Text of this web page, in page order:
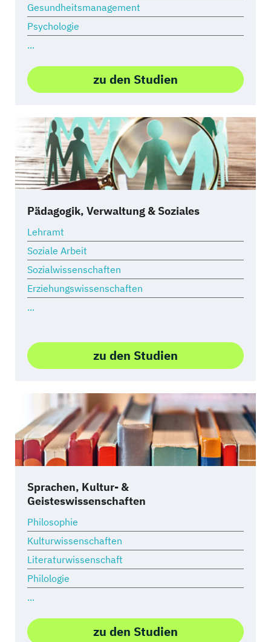
Gesundheitsmanagement
Psychologie
...
zu den Studien
Pädagogik, Verwaltung & Soziales
Lehramt
Soziale Arbeit
Sozialwissenschaften
Erziehungswissenschaften
...
zu den Studien
Sprachen, Kultur- &
Geisteswissenschaften
Philosophie
Kulturwissenschaften
Literaturwissenschaft
Philologie
...
zu den Studien